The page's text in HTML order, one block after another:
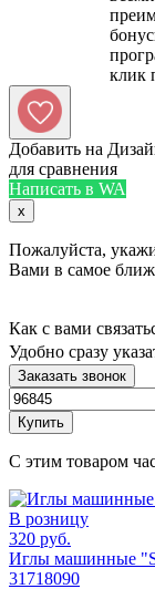
Добавить на
для сравнения
Написать в WA
x
Пожалуйста,
Вами в самое
Как с вами
Удобно сразу
Заказать звонок
Купить
С этим товаром
В розницу
320 руб.
Иглы машинные
31718090